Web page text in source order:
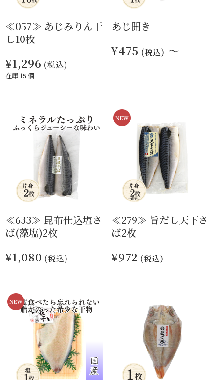
≪057≫ あじみりん干
し10枚
¥1,296 (税込)
在庫 15 個
あじ開き
¥475 (税込) ～
≪633≫ 昆布仕込塩さ
ば(藻塩)2枚
¥1,080 (税込)
≪279≫ 旨だし天下さ
ば2枚
¥972 (税込)